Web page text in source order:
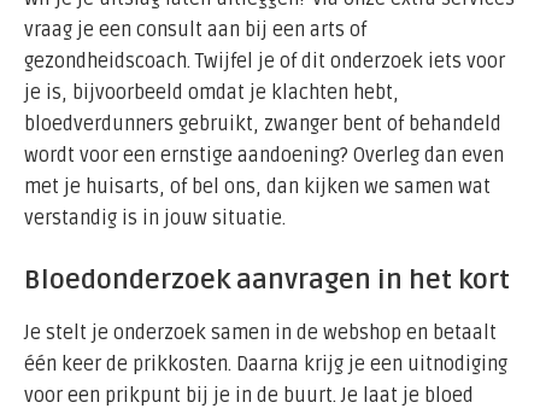
vraag je een consult aan bij een arts of
gezondheidscoach. Twijfel je of dit onderzoek iets voor
je is, bijvoorbeeld omdat je klachten hebt,
bloedverdunners gebruikt, zwanger bent of behandeld
wordt voor een ernstige aandoening? Overleg dan even
met je huisarts, of bel ons, dan kijken we samen wat
verstandig is in jouw situatie.
Bloedonderzoek aanvragen in het kort
Je stelt je onderzoek samen in de webshop en betaalt
één keer de prikkosten. Daarna krijg je een uitnodiging
voor een prikpunt bij je in de buurt. Je laat je bloed